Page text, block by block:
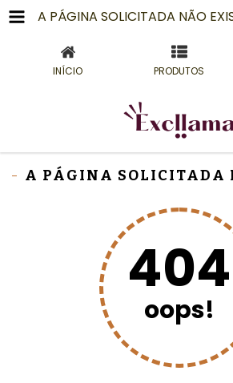
A PÁGINA SOLICITADA NÃO
INÍCIO PRODUTOS
A PÁGINA SOLICITADA
404
oops!